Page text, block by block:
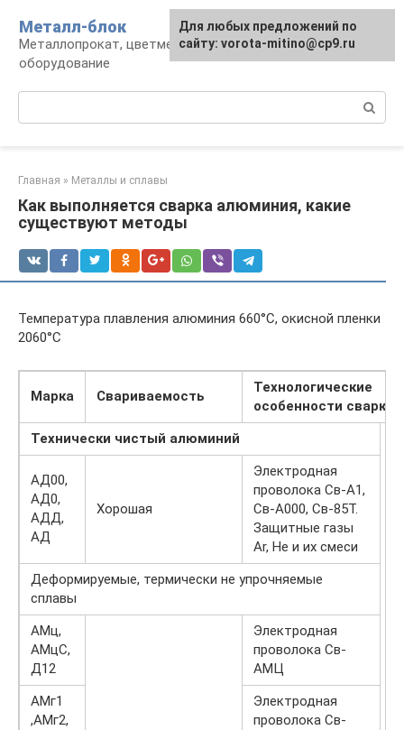
контенту
Металл-блок
Металлопрокат, цветмет, обработка и
оборудование
Главная » Металлы и сплавы
Как выполняется сварка алюминия, какие
существуют методы
Температура плавления алюминия 660°С, окисной пленки
2060°С
Марка Свариваемость
Технологические
особенности сварки
Технически чистый алюминий
АД00,
АД0,
АДД,
АД
Хорошая
Электродная
проволока Св-А1,
Св-А000, Св-85Т.
Защитные газы
Ar, He и их смеси
Деформируемые, термически не упрочняемые
сплавы
АМц,
АМцС,
Д12
Электродная
проволока Св-
АМЦ
АМг1
,АМг2,
Электродная
проволока Св-
Для любых предложений по
сайту: vorota-mitino@cp9.ru